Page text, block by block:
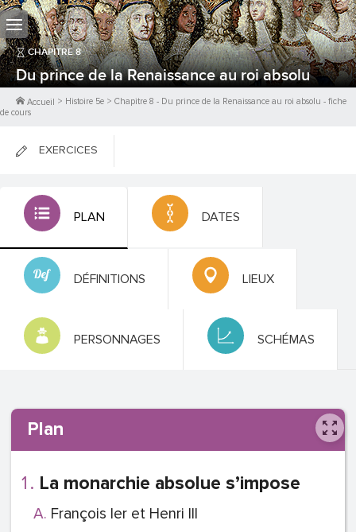
CHAPITRE8
Du prince de la Renaissance au roi absolu
Accueil > Histoire 5e > Chapitre 8 - Du prince de la Renaissance au roi absolu - fiche
de cours
EXERCICES
FICHES DE COURS
PLAN DATES
DÉFINITIONS LIEUX
PERSONNAGES SCHÉMAS
Plan
La monarchie absolue s’impose
François Ier et Henri III